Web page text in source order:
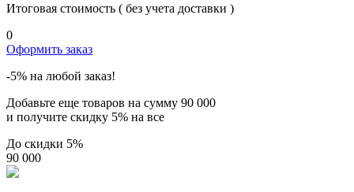
Итоговая стоимость ( без учета доставки )
0
Оформить заказ
-5% на любой заказ!
Добавьте еще товаров на сумму 90 000
и получите скидку 5% на все
До скидки 5%
90 000